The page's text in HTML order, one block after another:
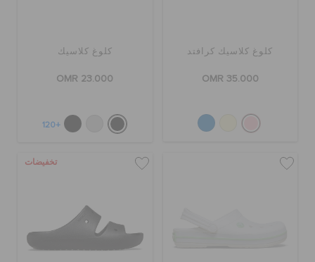
تحديد موقع المتجر
حالة الطلبية
الطلبيات المرتجعة
كلوغ كلاسيك كرافتد
OMR 35.000
كلوغ كلاسيك
OMR 23.000
+120
تخفيضات